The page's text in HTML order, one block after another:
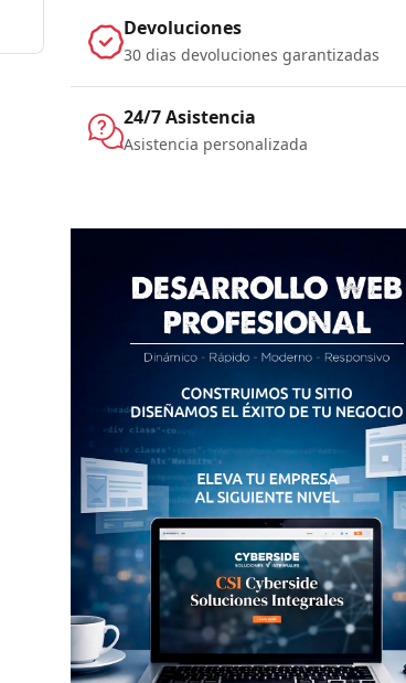
Devoluciones
30 dias devoluciones garantizadas
24/7 Asistencia
Asistencia personalizada